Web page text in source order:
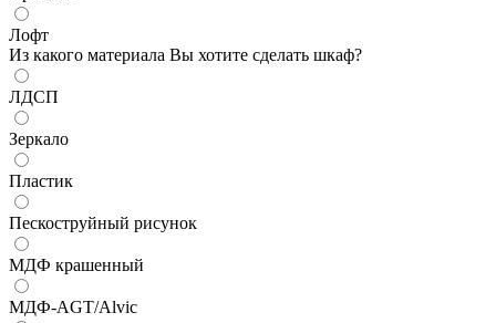
Лофт
Из какого материала Вы хотите сделать шкаф?
ЛДСП
Зеркало
Пластик
Пескоструйный рисунок
МДФ крашенный
МДФ-AGT/Alvic